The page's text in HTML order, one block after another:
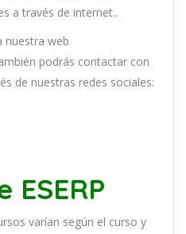
a través de internet..
nuestra web
podrás contactar con
de nuestras redes sociales:
ESERP
os varían según el curso y